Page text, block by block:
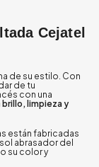
Cejatel
de su estilo. Con
de tu
con una
brillo, limpieza y
están fabricadas
abrasador del
su color y